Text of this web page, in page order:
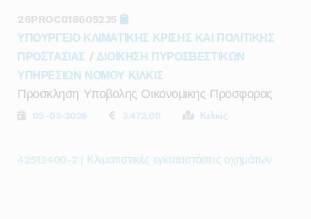
26PROC018605235
ΥΠΟΥΡΓΕΙΟ ΚΛΙΜΑΤΙΚΗΣ ΚΡΙΣΗΣ ΚΑΙ ΠΟΛΙΤΙΚΗΣ
ΠΡΟΣΤΑΣΙΑΣ / ΔΙΟΙΚΗΣΗ ΠΥΡΟΣΒΕΣΤΙΚΩΝ
ΥΠΗΡΕΣΙΩΝ ΝΟΜΟΥ ΚΙΛΚΙΣ
Προσκληση Υποβολης Οικονομικης Προσφορας
09-03-2026 3.472,00 Κιλκίς
42512400-2 | Κλιματιστικές εγκαταστάσεις οχημάτων